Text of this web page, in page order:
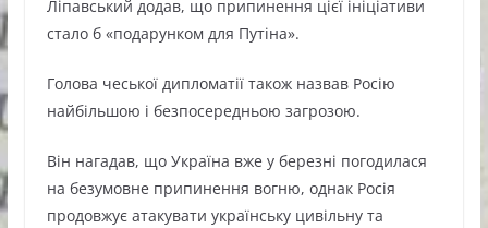
Ліпавський додав, що припинення цієї ініціативи
стало б «подарунком для Путіна».
Голова чеської дипломатії також назвав Росію
найбільшою і безпосередньою загрозою.
Він нагадав, що Україна вже у березні погодилася
на безумовне припинення вогню, однак Росія
продовжує атакувати українську цивільну та